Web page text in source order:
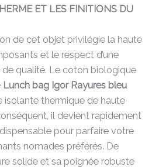
ET LES FINITIONS DU
de cet objet privilégie la haute
et le respect d’une
qualité. Le coton biologique
Lunch bag Igor Rayures bleu
isolante thermique de haute
il devient rapidement
pour parfaire votre
nomades préférés. De
solide et sa poignée robuste